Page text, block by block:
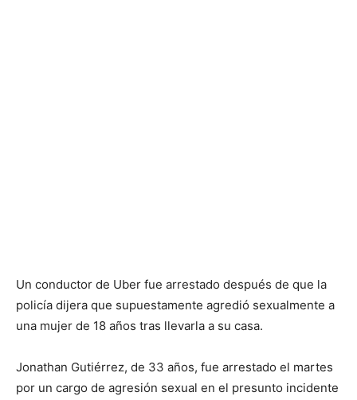
Un conductor de Uber fue arrestado después de que la
policía dijera que supuestamente agredió sexualmente a
una mujer de 18 años tras llevarla a su casa.
Jonathan Gutiérrez, de 33 años, fue arrestado el martes
por un cargo de agresión sexual en el presunto incidente